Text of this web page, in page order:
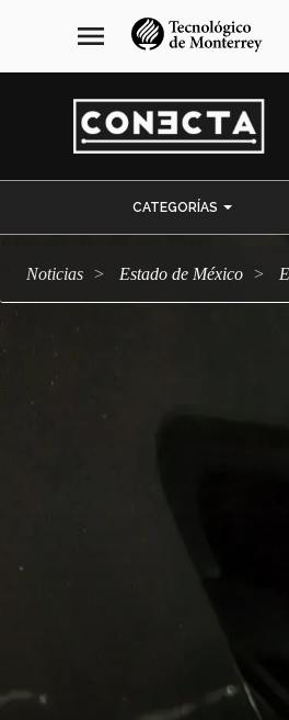
navegación
principal
menu
CATEGORÍAS
Noticias Estado de México